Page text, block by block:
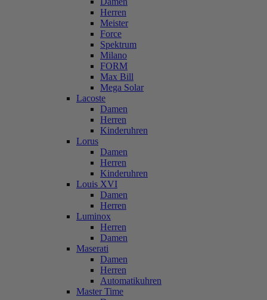
Herren
Meister
Force
Spektrum
Milano
FORM
Max Bill
Mega Solar
Lacoste
Damen
Herren
Kinderuhren
Lorus
Damen
Herren
Kinderuhren
Louis XVI
Damen
Herren
Luminox
Herren
Damen
Maserati
Damen
Herren
Automatikuhren
Master Time